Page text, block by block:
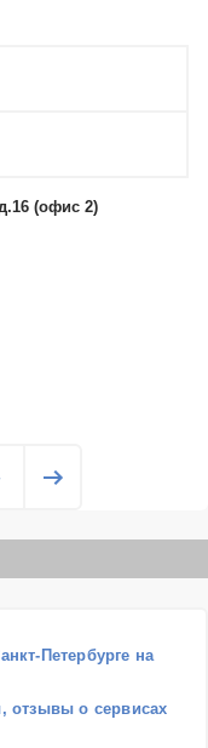
(офис 2)
Петербурге на
отзывы о сервисах